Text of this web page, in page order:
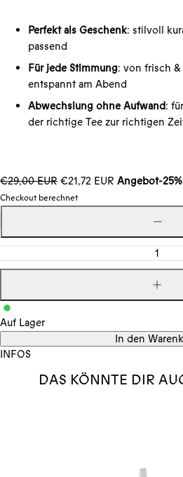
Perfekt als Geschenk: stilvoll
passend
Für jede Stimmung: von frisch
entspannt am Abend
Abwechslung ohne Aufwand:
der richtige Tee zur richtigen
Regulärer
Preis
€29,00 EUR Angebotspreise
€21,72 EUR Angebot-25%
Checkout berechnet
Menge
Menge
Menge
Auf Lager
In den
INFOS
DAS KÖNNTE DIR